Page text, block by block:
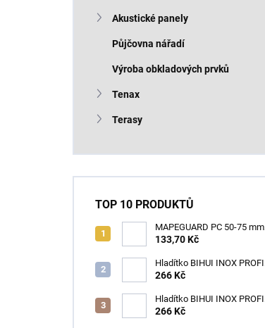
Akustické panely
Půjčovna nářadí
Výroba obkladových prvků
Tenax
Terasy
TOP 10 PRODUKTŮ
MAPEGUARD PC 50-75 mm
(1box=25ks) /1ks
133,70 Kč
Hladítko BIHUI INOX PROFI
280 x 120 mm zub 12mm -
266 Kč
Hladítko BIHUI INOX PROFI
280 x 120 mm zub 3,2mm -
266 Kč